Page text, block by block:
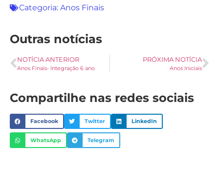
Categoria: Anos Finais
Outras notícias
NOTÍCIA ANTERIOR
Anos Finais- Integração 6 ano
PRÓXIMA NOTÍCIA
Anos Iniciais
Compartilhe nas redes sociais
Facebook Twitter LinkedIn
WhatsApp Telegram